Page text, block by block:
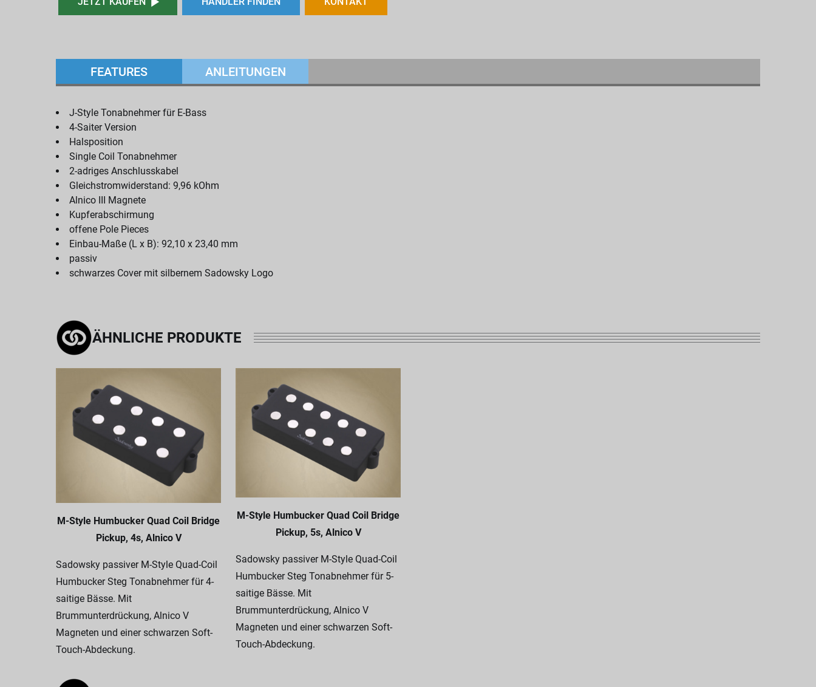
FEATURES ANLEITUNGEN
J-Style Tonabnehmer für E-Bass
4-Saiter Version
Halsposition
Single Coil Tonabnehmer
2-adriges Anschlusskabel
Gleichstromwiderstand: 9,96 kOhm
Alnico III Magnete
Kupferabschirmung
offene Pole Pieces
Einbau-Maße (L x B): 92,10 x 23,40 mm
passiv
schwarzes Cover mit silbernem Sadowsky Logo
ÄHNLICHE PRODUKTE
M-Style Humbucker Quad Coil Bridge
Pickup, 4s, Alnico V
Sadowsky passiver M-Style Quad-Coil
Humbucker Steg Tonabnehmer für 4-
saitige Bässe. Mit
Brummunterdrückung, Alnico V
Magneten und einer schwarzen Soft-
Touch-Abdeckung.
M-Style Humbucker Quad Coil Bridge
Pickup, 5s, Alnico V
Sadowsky passiver M-Style Quad-Coil
Humbucker Steg Tonabnehmer für 5-
saitige Bässe. Mit
Brummunterdrückung, Alnico V
Magneten und einer schwarzen Soft-
Touch-Abdeckung.